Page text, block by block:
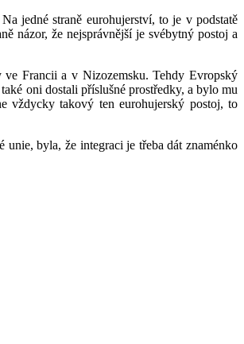
jedné straně eurohujerství, to je v podstatě
názor, že nejsprávnější je svébytný postoj a
Francii a v Nizozemsku. Tehdy Evropský
oni dostali příslušné prostředky, a bylo mu
vždycky takový ten eurohujerský postoj, to
byla, že integraci je třeba dát znaménko